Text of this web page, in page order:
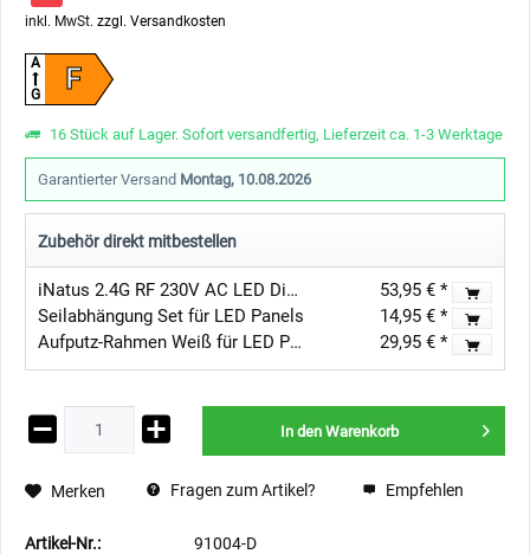
inkl. MwSt. zzgl. Versandkosten
F
A
G
16 Stück auf Lager. Sofort versandfertig, Lieferzeit ca. 1-3 Werktage
Garantierter Versand Montag, 10.08.2026
Zubehör direkt mitbestellen
iNatus 2.4G RF 230V AC LED Dimmer System 1 Kanal Fernbedienung mit Dimmer
53,95 € *
Seilabhängung Set für LED Panels
14,95 € *
Aufputz-Rahmen Weiß für LED Panel (120 cm x 30 cm) schneller und einfacher Aufbau
29,95 € *
In den Warenkorb
Merken Fragen zum Artikel? Empfehlen
Artikel-Nr.:
91004-D